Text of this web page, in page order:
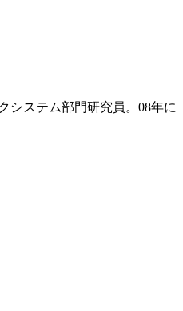
システム部門研究員。08年に